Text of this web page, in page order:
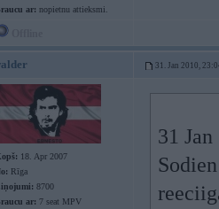
ar: nopietnu attieksmi.
31. Jan 2010,
18. Apr 2007
Rīga
8700
ar: 7 seat MPV
31